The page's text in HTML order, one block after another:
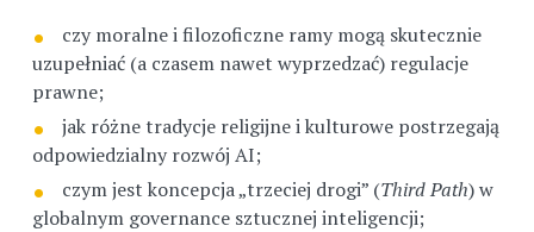
czy moralne i filozoficzne ramy mogą skutecznie
uzupełniać (a czasem nawet wyprzedzać) regulacje
prawne;
jak różne tradycje religijne i kulturowe postrzegają
odpowiedzialny rozwój AI;
czym jest koncepcja „trzeciej drogi” (Third Path) w
globalnym governance sztucznej inteligencji;